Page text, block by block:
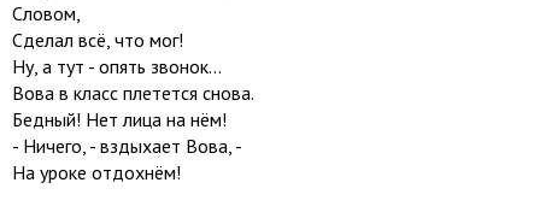
Словом,
Сделал всё, что мог!
Ну, а тут - опять звонок...
Вова в класс плетется снова.
Бедный! Нет лица на нём!
- Ничего, - вздыхает Вова, -
На уроке отдохнём!